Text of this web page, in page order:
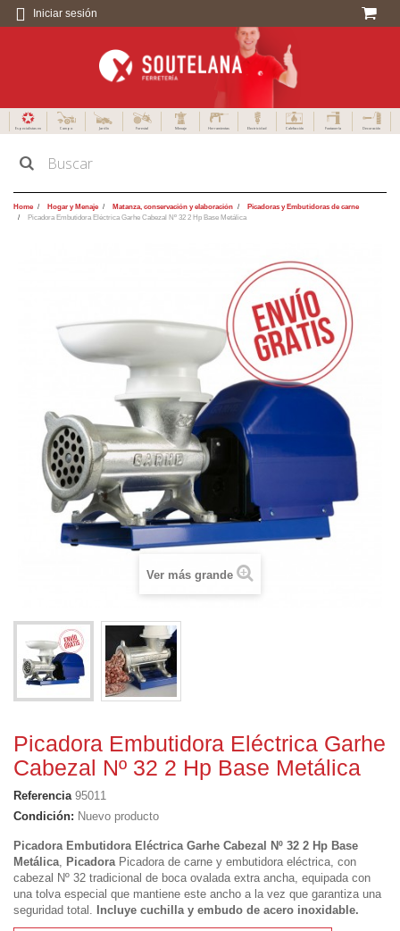
Iniciar sesión
Especialistas en Campo Jardín Forestal Menaje Herramientas Electricidad Calefacción Fontanería Decoración
Home Hogar y Menaje Matanza, conservación y elaboración
Picadoras y Embutidoras de carne
Picadora Embutidora Eléctrica Garhe Cabezal Nº 32 2 Hp Base Metálica
Ver más grande
Picadora Embutidora Eléctrica Garhe
Cabezal Nº 32 2 Hp Base Metálica
Referencia 95011
Condición: Nuevo producto
Picadora Embutidora Eléctrica Garhe Cabezal Nº 32 2 Hp Base
Metálica, Picadora Picadora de carne y embutidora eléctrica, con
cabezal Nº 32 tradicional de boca ovalada extra ancha, equipada con
una tolva especial que mantiene este ancho a la vez que garantiza una
seguridad total.
Incluye cuchilla y embudo de acero inoxidable.